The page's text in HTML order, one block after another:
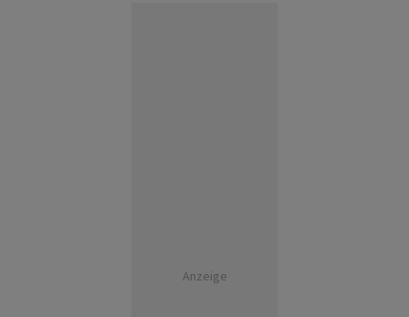
Anzeige